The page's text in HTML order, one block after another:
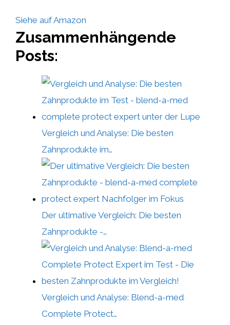
Siehe auf Amazon
Zusammenhängende
Posts:
Vergleich und Analyse: Die besten
Zahnprodukte im…
Der ultimative Vergleich: Die besten
Zahnprodukte -…
Vergleich und Analyse: Blend-a-med
Complete Protect…